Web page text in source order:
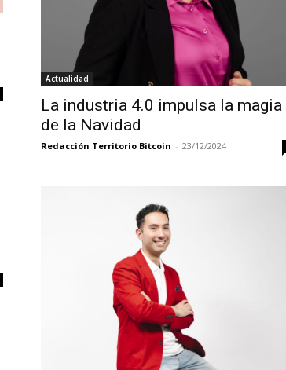
Actualidad
La industria 4.0 impulsa la magia
de la Navidad
Redacción Territorio Bitcoin - 23/12/2024